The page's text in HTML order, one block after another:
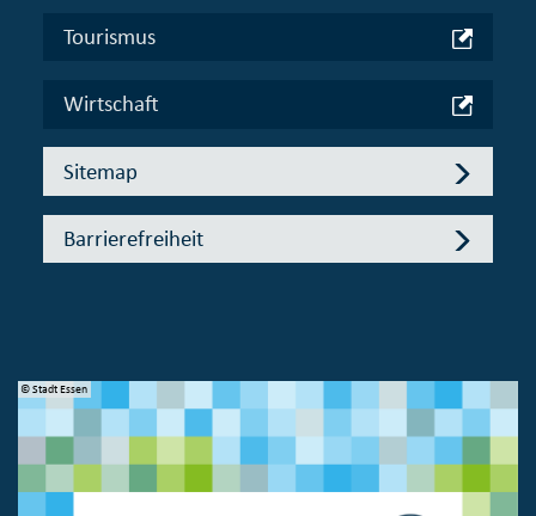
Tourismus
Wirtschaft
Sitemap
Barrierefreiheit
© Stadt Essen